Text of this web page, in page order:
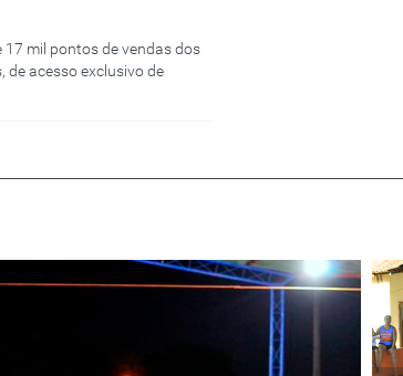
mil pontos de vendas dos
de acesso exclusivo de